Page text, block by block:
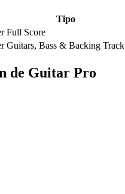
Tipo
Full Score
Guitars, Bass & Backing Track
de Guitar Pro